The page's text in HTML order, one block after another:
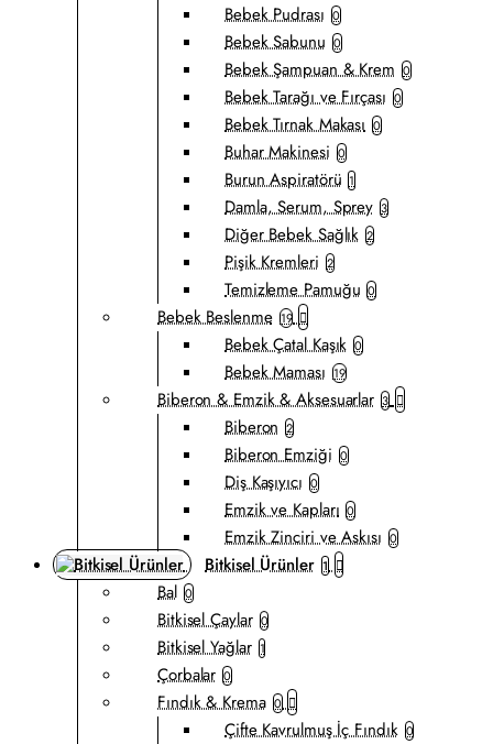
Bebek Pudrası 0
Bebek Sabunu 0
Bebek Şampuan & Krem 0
Bebek Tarağı ve Fırçası 0
Bebek Tırnak Makası 0
Buhar Makinesi 0
Burun Aspiratörü 1
Damla, Serum, Sprey 3
Diğer Bebek Sağlık 2
Pişik Kremleri 2
Temizleme Pamuğu 0
Bebek Beslenme 19
Bebek Çatal Kaşık 0
Bebek Maması 19
Biberon & Emzik & Aksesuarlar 3
Biberon 2
Biberon Emziği 0
Diş Kaşıyıcı 0
Emzik ve Kapları 0
Emzik Zinciri ve Askısı 0
Bitkisel Ürünler 1
Bal 0
Bitkisel Çaylar 0
Bitkisel Yağlar 1
Çorbalar 0
Fındık & Krema 0
Çifte Kavrulmuş İç Fındık 0